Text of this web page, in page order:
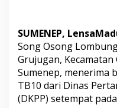
n
B
i
b
J
SUMENEP,
Song Osong
Grujugan,
Sumenep, menerima
TB10 dari Dinas
(DKPP) setempat